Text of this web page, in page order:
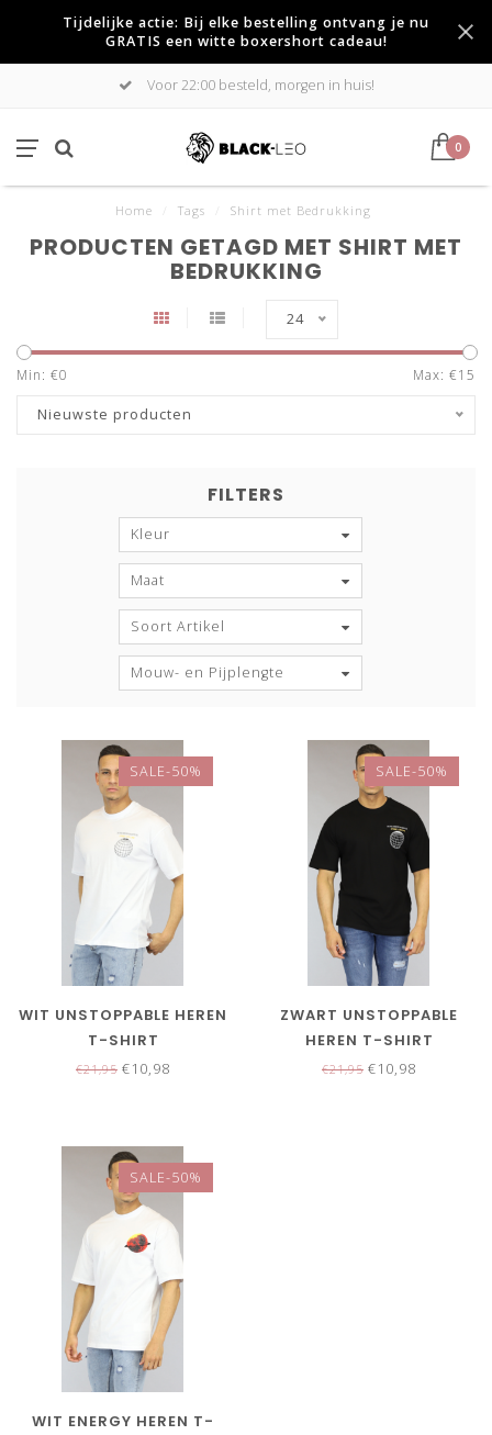
Tijdelijke actie: Bij elke bestelling ontvang je nu
GRATIS een witte boxershort cadeau!
Voor 22:00 besteld, morgen in huis!
0
Home Tags Shirt met Bedrukking
PRODUCTEN GETAGD MET SHIRT MET
BEDRUKKING
24
Min: €0 Max: €15
Nieuwste producten
FILTERS
Kleur
Maat
Soort Artikel
Mouw- en Pijplengte
SALE-50%
WIT UNSTOPPABLE HEREN
T-SHIRT
€21,95 €10,98
SALE-50%
ZWART UNSTOPPABLE
HEREN T-SHIRT
€21,95 €10,98
SALE-50%
WIT ENERGY HEREN T-